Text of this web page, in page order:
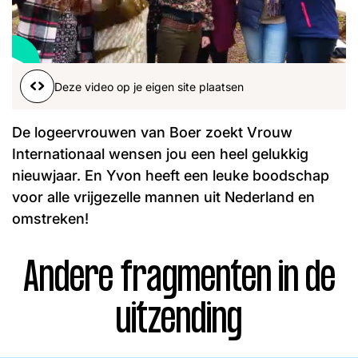
Word lid
John Julius Martijn
Nieuws Nieuwsbrief
Uitzendingen
Deze video op je eigen site plaatsen
De logeervrouwen van Boer zoekt Vrouw
Internationaal wensen jou een heel gelukkig
nieuwjaar. En Yvon heeft een leuke boodschap
voor alle vrijgezelle mannen uit Nederland en
omstreken!
Andere fragmenten in de
uitzending